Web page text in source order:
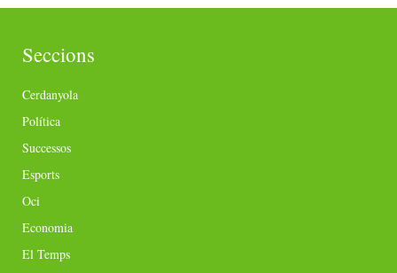
Seccions
Cerdanyola
Política
Successos
Esports
Oci
Economia
El Temps